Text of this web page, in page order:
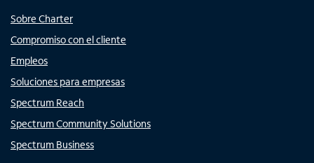
Sobre Charter
Compromiso con el cliente
Empleos
Soluciones para empresas
Spectrum Reach
Spectrum Community Solutions
Spectrum Business